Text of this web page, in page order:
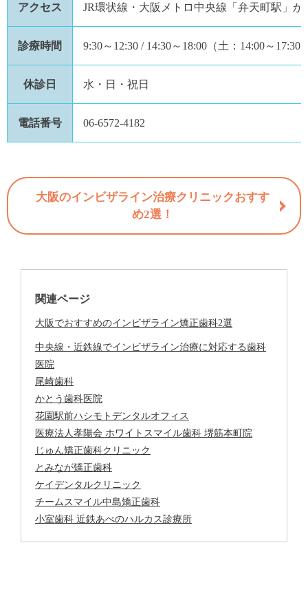
アクセス JR環状線・大阪メトロ中央線「弁天町駅」か
診療時間 9:30～12:30 / 14:30～18:00（土：14:00～17:30
休診日 水・日・祝日
電話番号 06-6572-4182
大阪のインビザライン治療クリニックおすす
め2選！
関連ページ
大阪でおすすめのインビザライン矯正歯科2選
中央線・近鉄線でインビザライン治療に対応する歯科
医院
尾崎歯科
かとう歯科医院
花園駅前ハシモトデンタルオフィス
医療法人孝陽会 ホワイトスマイル歯科 堺筋本町院
じゅん矯正歯科クリニック
とみなが矯正歯科
ケイデンタルクリニック
チームスマイル中島矯正歯科
小室歯科 近鉄あべのハルカス診療所